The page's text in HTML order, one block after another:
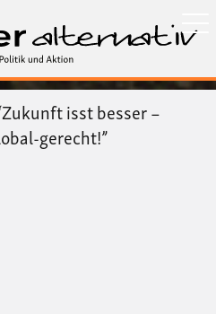
zum
Inhalt
isst besser –
gerecht!”